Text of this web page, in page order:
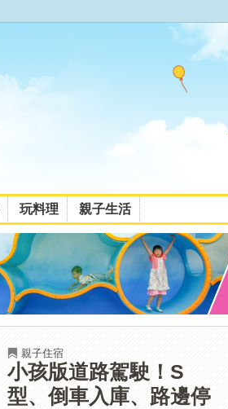
玩料理 親子生活
親子住宿
小孩版道路駕駛！S
型、倒車入庫、路邊停